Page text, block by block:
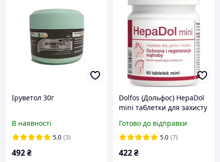
Іруветол 30г
В наявності
5.0 (3)
492₴
Dolfos (Дольфос) HepaDol
mini таблетки для захисту
собак і котів - 60 табл.
Готово до відправки
5.0 (7)
422₴